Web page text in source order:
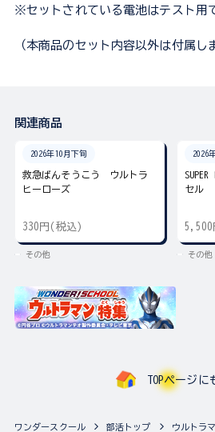
※セットされている電池はテスト用
（本商品のセット内容以外は付属し
関連商品
2026年10月下旬
救急ばんそうこう ウルトラ
ヒーローズ
330円(税込)
その他
2026
セル
5,500
その他
TOPページに
ワンダースクール 部活トップ ウルトラ